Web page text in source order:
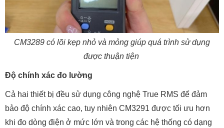
CM3289 có lõi kẹp nhỏ và mỏng giúp quá trình sử dụng
được thuận tiện
Độ chính xác đo lường
Cả hai thiết bị đều sử dụng công nghệ True RMS để đảm
bảo độ chính xác cao, tuy nhiên CM3291 được tối ưu hơn
khi đo dòng điện ở mức lớn và trong các hệ thống có dạng